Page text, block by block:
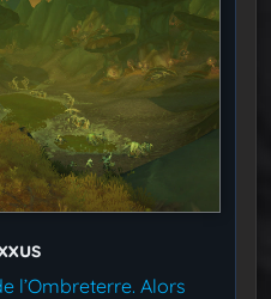
l’Ombreterre. Alors